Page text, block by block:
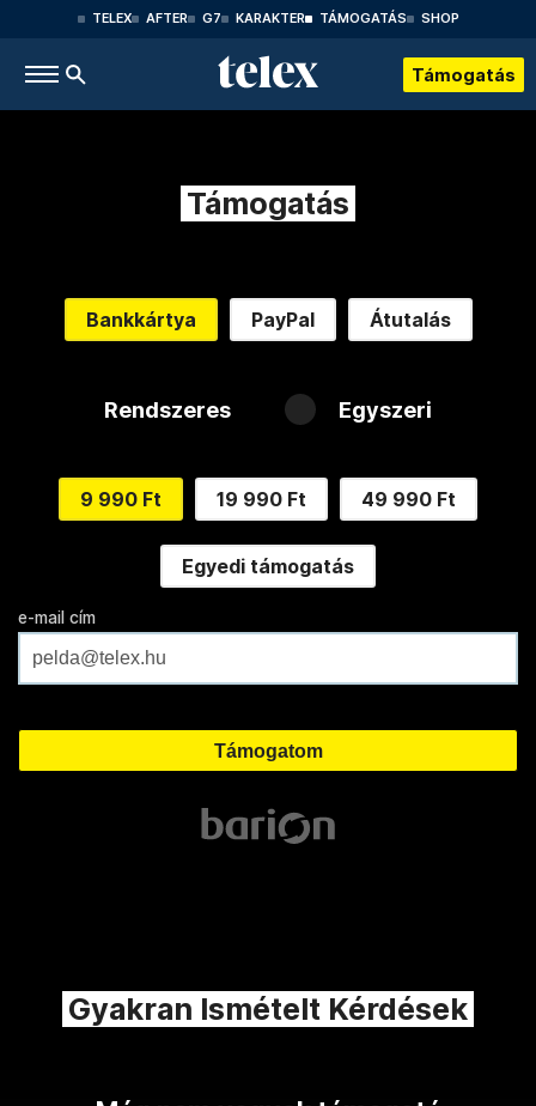
TELEX AFTER G7 KARAKTER TÁMOGATÁS SHOP
Támogatás
Támogatás
Bankkártya PayPal Átutalás
Rendszeres Egyszeri
9 990 Ft 19 990 Ft 49 990 Ft
Egyedi támogatás
e-mail cím
Gyakran Ismételt Kérdések